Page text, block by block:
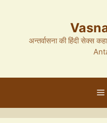
अन्तर्वासना की हिंदी सेक्स